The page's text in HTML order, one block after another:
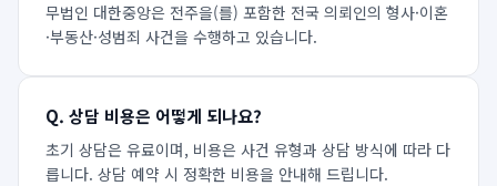
무법인 대한중앙은 전주을(를) 포함한 전국 의뢰인의 형사·이혼
·부동산·성범죄 사건을 수행하고 있습니다.
Q. 상담 비용은 어떻게 되나요?
초기 상담은 유료이며, 비용은 사건 유형과 상담 방식에 따라 다
릅니다. 상담 예약 시 정확한 비용을 안내해 드립니다.